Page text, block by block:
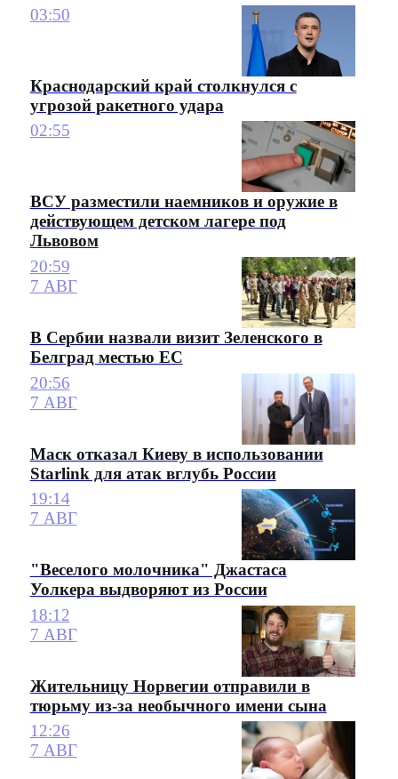
03:50
Краснодарский край столкнулся с
угрозой ракетного удара
02:55
ВСУ разместили наемников и оружие в
действующем детском лагере под
Львовом
20:59
7 АВГ
В Сербии назвали визит Зеленского в
Белград местью ЕС
20:56
7 АВГ
Маск отказал Киеву в использовании
Starlink для атак вглубь России
19:14
7 АВГ
"Веселого молочника" Джастаса
Уолкера выдворяют из России
18:12
7 АВГ
Жительницу Норвегии отправили в
тюрьму из-за необычного имени сына
12:26
7 АВГ